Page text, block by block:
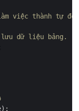
việc thành tự
dữ liệu bảng.